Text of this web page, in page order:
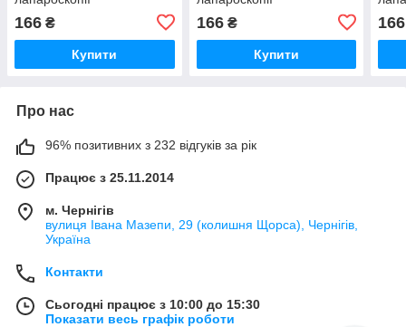
166 ₴
Купити
166₴
Купити
166
Про нас
96% позитивних з 232 відгуків за рік
Працює з 25.11.2014
м. Чернігів
вулиця Івана Мазепи, 29 (колишня Щорса), Чернігів,
Україна
Контакти
Сьогодні працює з 10:00 до 15:30
Показати весь графік роботи